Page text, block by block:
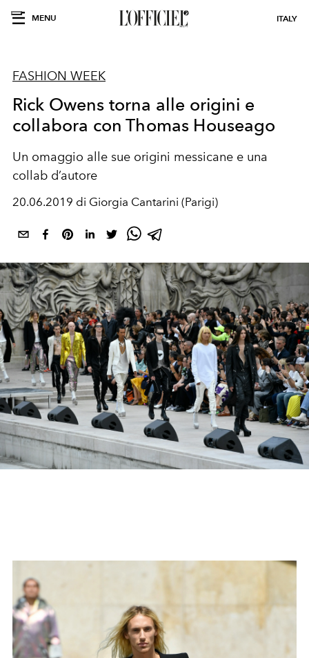
MENU ITALY
FASHION WEEK
Rick Owens torna alle origini e
collabora con Thomas Houseago
Un omaggio alle sue origini messicane e una
collab d’autore
20.06.2019 di Giorgia Cantarini (Parigi)